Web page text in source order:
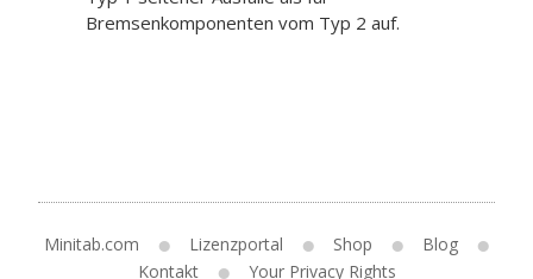
Bremsenkomponenten vom Typ 2 auf.
Minitab.com Lizenzportal Shop
Blog
Kontakt
Your Privacy Rights